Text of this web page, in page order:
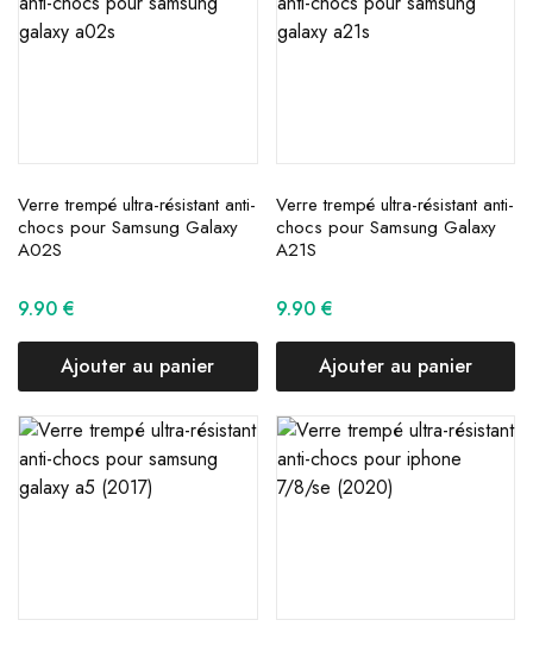
Verre trempé ultra-résistant anti-
chocs pour Samsung Galaxy
A02S
9.90 €
Ajouter au panier
Verre trempé ultra-résistant anti-
chocs pour Samsung Galaxy
A21S
9.90 €
Ajouter au panier